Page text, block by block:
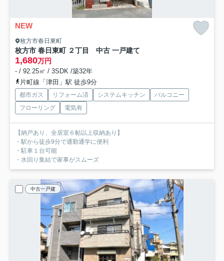
NEW
枚方市春日東町
枚方市 春日東町 ２丁目 中古 一戸建て
1,680万円
- / 92.25㎡ / 3SDK /築32年
片町線「津田」駅 徒歩9分
都市ガス リフォーム済 システムキッチン
バルコニー
フローリング
電気有
【納戸あり、全居室６帖以上収納あり】
・駅から徒歩9分で通勤通学に便利
・駐車１台可能
・水回り集結で家事がスムーズ
中古一戸建